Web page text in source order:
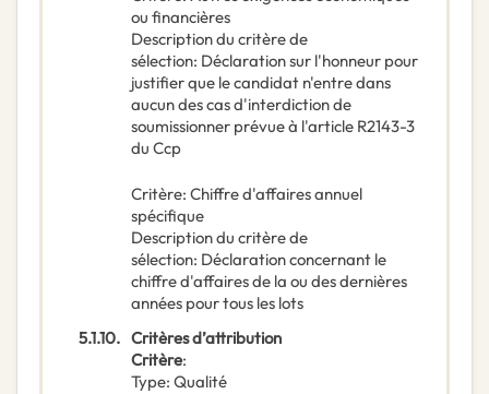
ou financières
Description du critère de
sélection: Déclaration sur l'honneur pour
justifier que le candidat n'entre dans
aucun des cas d'interdiction de
soumissionner prévue à l'article R2143-3
du Ccp
Critère: Chiffre d'affaires annuel
spécifique
Description du critère de
sélection: Déclaration concernant le
chiffre d'affaires de la ou des dernières
années pour tous les lots
5.1.10. Critères d’attribution
Critère:
Type: Qualité